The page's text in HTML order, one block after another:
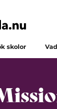
skolor